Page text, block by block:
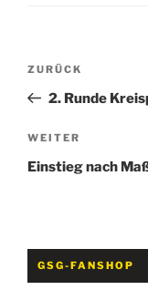
Vorheriger
Beitrag
ZURÜCK
2. Runde
Nächster
Beitrag
WEITER
Einstieg nach
GSG-FANSHOP